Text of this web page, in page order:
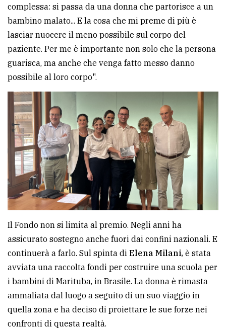
complessa: si passa da una donna che partorisce a un
bambino malato... E la cosa che mi preme di più è
lasciar nuocere il meno possibile sul corpo del
paziente. Per me è importante non solo che la persona
guarisca, ma anche che venga fatto messo danno
possibile al loro corpo".
Il Fondo non si limita al premio. Negli anni ha
assicurato sostegno anche fuori dai confini nazionali. E
continuerà a farlo. Sul spinta di Elena Milani, è stata
avviata una raccolta fondi per costruire una scuola per
i bambini di Marituba, in Brasile. La donna è rimasta
ammaliata dal luogo a seguito di un suo viaggio in
quella zona e ha deciso di proiettare le sue forze nei
confronti di questa realtà.